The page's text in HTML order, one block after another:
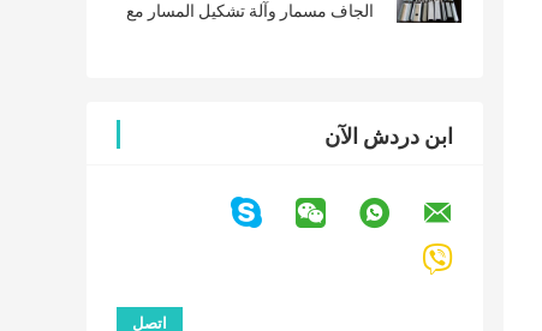
الجاف مسمار وآلة تشكيل المسار مع
ابن دردش الآن